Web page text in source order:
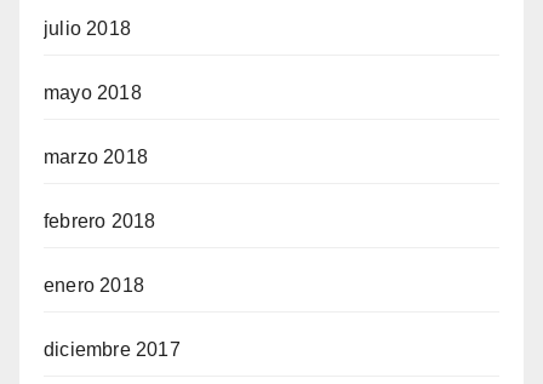
julio 2018
mayo 2018
marzo 2018
febrero 2018
enero 2018
diciembre 2017